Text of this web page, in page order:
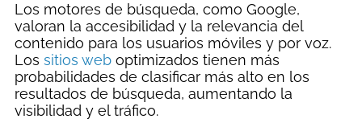
Los motores de búsqueda, como Google,
valoran la accesibilidad y la relevancia del
contenido para los usuarios móviles y por voz.
Los sitios web optimizados tienen más
probabilidades de clasificar más alto en los
resultados de búsqueda, aumentando la
visibilidad y el tráfico.